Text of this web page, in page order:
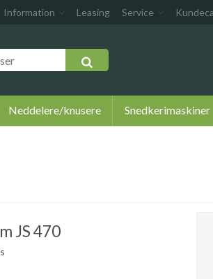
Information Leasing Service
Neddelere/knusere Snedkerimaskiner
JS 470